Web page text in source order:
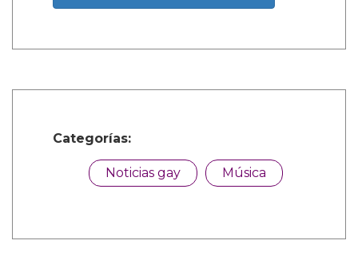
Categorías:
Noticias gay Música